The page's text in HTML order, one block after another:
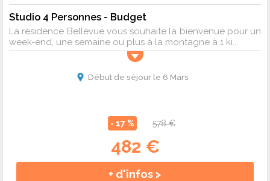
Studio 4 Personnes - Budget
La résidence Bellevue vous souhaite la bienvenue pour un
week-end, une semaine ou plus à la montagne à 1 ki...
Début de séjour le 6 Mars
- 17 % 578 €
482 €
+ d'infos >